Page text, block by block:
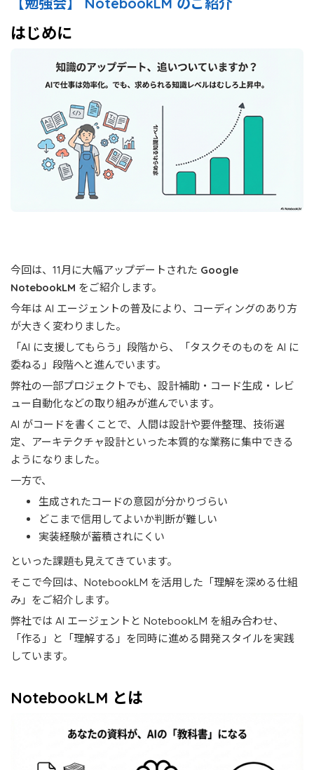
はじめに
今回は、11月に大幅アップデートされた Google
NotebookLM をご紹介します。
今年は AI エージェントの普及により、コーディングのあり方
が大きく変わりました。
「AI に支援してもらう」段階から、「タスクそのものを AI に
委ねる」段階へと進んでいます。
弊社の一部プロジェクトでも、設計補助・コード生成・レビ
ュー自動化などの取り組みが進んでいます。
AI がコードを書くことで、人間は設計や要件整理、技術選
定、アーキテクチャ設計といった本質的な業務に集中できる
ようになりました。
一方で、
生成されたコードの意図が分かりづらい
どこまで信用してよいか判断が難しい
実装経験が蓄積されにくい
といった課題も見えてきています。
そこで今回は、NotebookLM を活用した「理解を深める仕組
み」をご紹介します。
弊社では AI エージェントと NotebookLM を組み合わせ、
「作る」と「理解する」を同時に進める開発スタイルを実践
しています。
NotebookLM とは